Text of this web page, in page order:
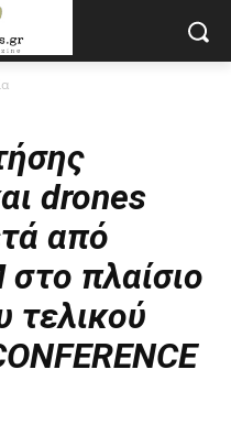
drones
από
πλαίσιο
τελικού